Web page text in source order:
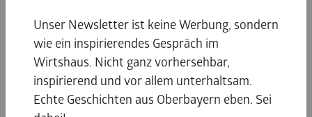
Unser Newsletter ist keine Werbung, sondern
wie ein inspirierendes Gespräch im
Wirtshaus. Nicht ganz vorhersehbar,
inspirierend und vor allem unterhaltsam.
Echte Geschichten aus Oberbayern eben. Sei